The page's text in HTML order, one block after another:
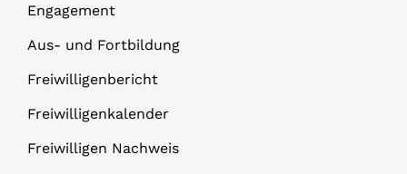
Engagement
Aus- und Fortbildung
Freiwilligenbericht
Freiwilligenkalender
Freiwilligen Nachweis